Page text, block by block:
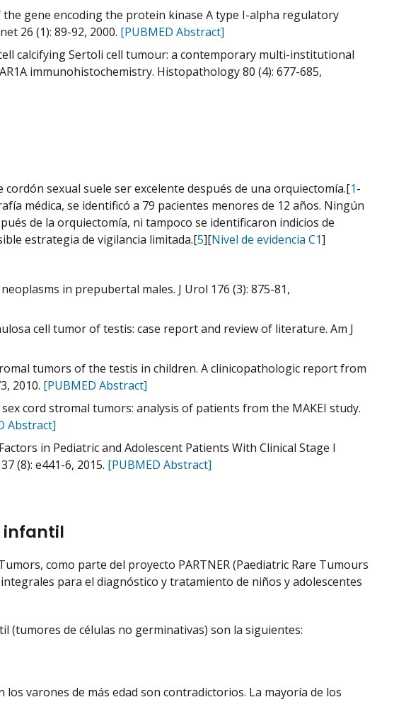
the gene encoding the protein kinase A type I-alpha regulatory
26 (1): 89-92, 2000. [PUBMED Abstract]
calcifying Sertoli cell tumour: a contemporary multi-institutional
immunohistochemistry. Histopathology 80 (4): 677-685,
sexual suele ser excelente después de una orquiectomía.[1-
médica, se identificó a 79 pacientes menores de 12 años. Ningún
de la orquiectomía, ni tampoco se identificaron indicios de
estrategia de vigilancia limitada.[5][Nivel de evidencia C1]
in prepubertal males. J Urol 176 (3): 875-81,
cell tumor of testis: case report and review of literature. Am J
tumors of the testis in children. A clinicopathologic report from
2010. [PUBMED Abstract]
cord stromal tumors: analysis of patients from the MAKEI study.
Abstract]
in Pediatric and Adolescent Patients With Clinical Stage I
(8): e441-6, 2015. [PUBMED Abstract]
infantil
como parte del proyecto PARTNER (Paediatric Rare Tumours
para el diagnóstico y tratamiento de niños y adolescentes
(tumores de células no germinativas) son la siguientes:
varones de más edad son contradictorios. La mayoría de los